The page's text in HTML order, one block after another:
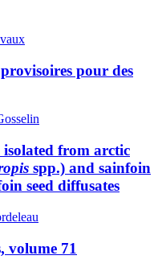
pour des
from arctic
spp.) and sainfoin
seed diffusates
volume 71